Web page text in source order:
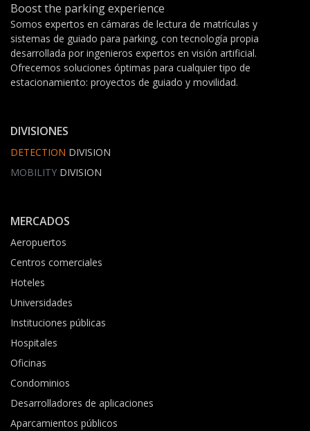
Boost the parking experience
Somos expertos en cámaras de lectura de matrículas y
sistemas de guiado para parking, con tecnología propia
desarrollada por ingenieros expertos en visión artificial.
Ofrecemos soluciones óptimas para cualquier tipo de
estacionamiento: proyectos de guiado y movilidad.
DIVISIONES
DETECTION DIVISION
MOBILITY DIVISION
MERCADOS
Aeropuertos
Centros comerciales
Hoteles
Universidades
Instituciones públicas
Hospitales
Oficinas
Condominios
Desarrolladores de aplicaciones
Aparcamientos públicos